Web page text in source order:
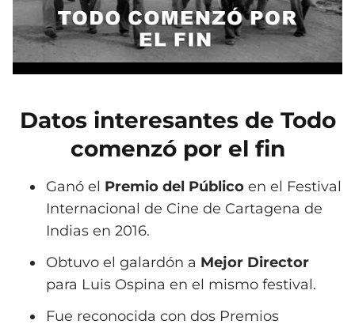
Datos interesantes de Todo
comenzó por el fin
Ganó el Premio del Público en el Festival
Internacional de Cine de Cartagena de
Indias en 2016.
Obtuvo el galardón a Mejor Director
para Luis Ospina en el mismo festival.
Fue reconocida con dos Premios